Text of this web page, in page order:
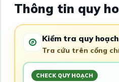
Thông tin quy
Kiểm tra quy
Tra cứu trên cổng
CHECK QUY HOẠCH